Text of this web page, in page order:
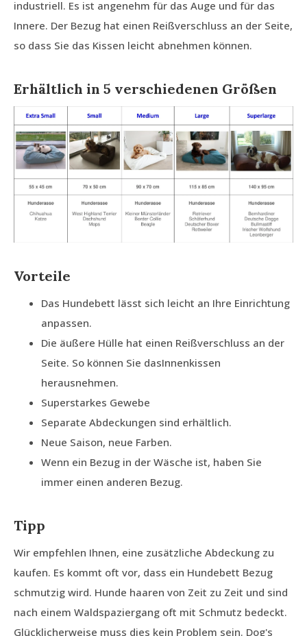
industriell. Es ist angenehm für das Auge und für das
Innere. Der Bezug hat einen Reißverschluss an der Seite,
so dass Sie das Kissen leicht abnehmen können.
Erhältlich in 5 verschiedenen Größen
Vorteile
Das Hundebett lässt sich leicht an Ihre Einrichtung
anpassen.
Die äußere Hülle hat einen Reißverschluss an der
Seite. So können Sie dasInnenkissen
herausnehmen.
Superstarkes Gewebe
Separate Abdeckungen sind erhältlich.
Neue Saison, neue Farben.
Wenn ein Bezug in der Wäsche ist, haben Sie
immer einen anderen Bezug.
Tipp
Wir empfehlen Ihnen, eine zusätzliche Abdeckung zu
kaufen. Es kommt oft vor, dass ein Hundebett Bezug
schmutzig wird. Hunde haaren von Zeit zu Zeit und sind
nach einem Waldspaziergang oft mit Schmutz bedeckt.
Glücklicherweise muss dies kein Problem sein. Dog's